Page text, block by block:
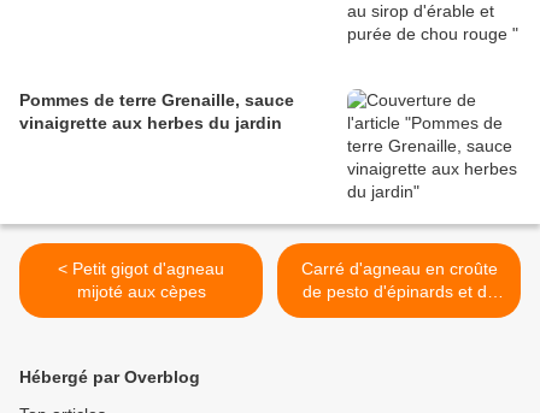
Pommes de terre Grenaille, sauce
vinaigrette aux herbes du jardin
< Petit gigot d'agneau
mijoté aux cèpes
Carré d'agneau en croûte
de pesto d'épinards et de
pistaches >
Hébergé par Overblog